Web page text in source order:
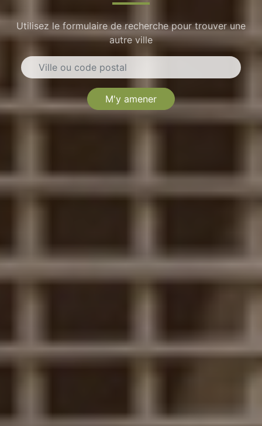
Utilisez le formulaire de recherche pour trouver une
autre ville
M'y amener